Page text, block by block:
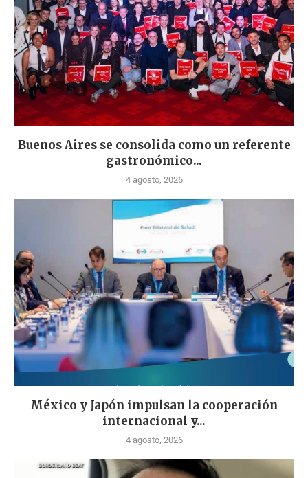
Buenos Aires se consolida como un referente
gastronómico...
4 agosto, 2026
México y Japón impulsan la cooperación
internacional y...
4 agosto, 2026